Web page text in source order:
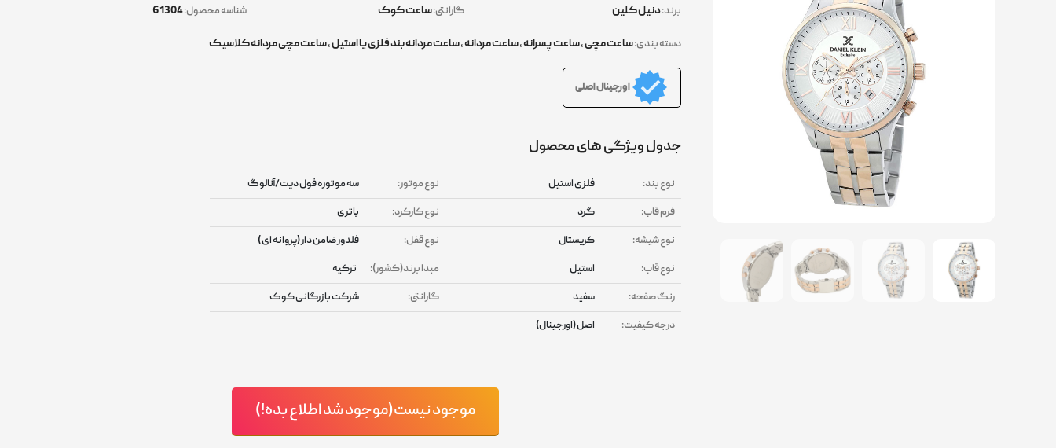
برند:دنیل کلین گارانتی:ساعت کوک شناسه محصول:
دسته بندی:ساعت مچی,ساعت پسرانه,ساعت مردانه,ساعت مردانه بند فلزی یا استیل,ساعت مچی مردانه کلاسیک
اورجینال اصلی
جدول ویژگی های محصول
نوع بند: فلزی استیل نوع موتور:
سه موتوره فول دیت/آنالوگ
فرم قاب:
گرد نوع کارکرد:
باتری
نوع شیشه:
کریستال نوع قفل:
فلدور ضامن دار (پروانه ای )
نوع قاب:
استیل مبدا برند(کشور):
ترکیه
رنگ صفحه:
سفید گارانتی:
شرکت بازرگانی کوک
درجه کیفیت:
اصل (اورجینال)
موجود نیست(موجود شد اطلاع بده!)